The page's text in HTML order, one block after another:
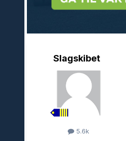
Slagskibet
5.6k